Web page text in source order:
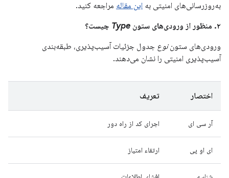
به‌روزرسانی‌های امنیتی به این مقاله مراجعه کنید.
۲. منظور از ورودی‌های ستون
Type چیست؟
ورودی‌های ستوننوع جدول جزئیات آسیب‌پذیری، طبقه‌بندی
آسیب‌پذیری امنیتی را نشان می‌دهند.
اختصار تعریف
آر سی ای اجرای کد از راه دور
ای او پی ارتقاء امتیاز